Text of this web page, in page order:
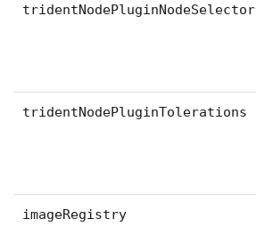
tridentNodePluginNodeSelector
tridentNodePluginTolerations
imageRegistry